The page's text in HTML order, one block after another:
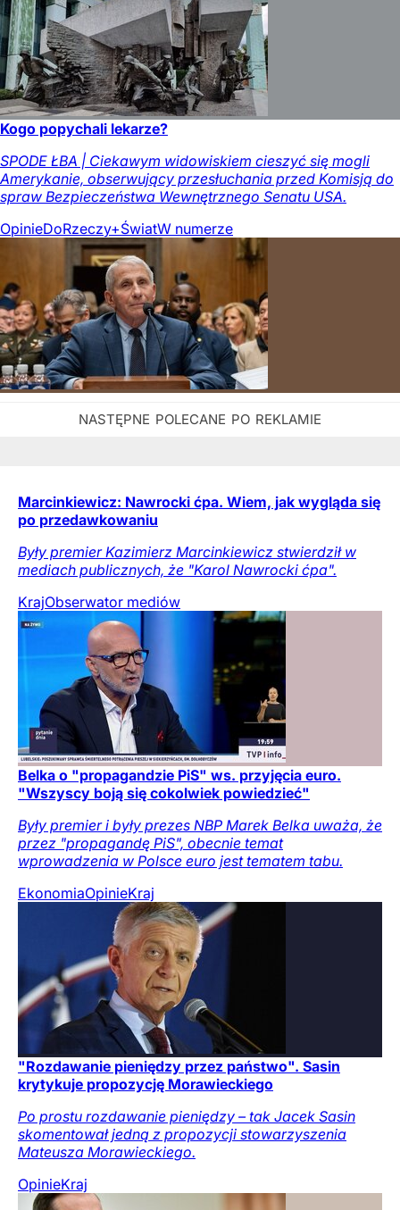
Kogo popychali lekarze?
SPODE ŁBA | Ciekawym widowiskiem cieszyć się mogli
Amerykanie, obserwujący przesłuchania przed Komisją do
spraw Bezpieczeństwa Wewnętrznego Senatu USA.
OpinieDoRzeczy+ŚwiatW numerze
Marcinkiewicz: Nawrocki ćpa. Wiem, jak wygląda się
po przedawkowaniu
Były premier Kazimierz Marcinkiewicz stwierdził w
mediach publicznych, że "Karol Nawrocki ćpa".
KrajObserwator mediów
Belka o "propagandzie PiS" ws. przyjęcia euro.
"Wszyscy boją się cokolwiek powiedzieć"
Były premier i były prezes NBP Marek Belka uważa, że
przez "propagandę PiS", obecnie temat
wprowadzenia w Polsce euro jest tematem tabu.
EkonomiaOpinieKraj
"Rozdawanie pieniędzy przez państwo". Sasin
krytykuje propozycję Morawieckiego
Po prostu rozdawanie pieniędzy – tak Jacek Sasin
skomentował jedną z propozycji stowarzyszenia
Mateusza Morawieckiego.
OpinieKraj